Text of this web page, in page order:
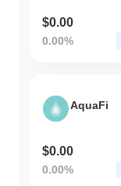
$0.00
0.00%
AquaFi
$0.00
0.00%